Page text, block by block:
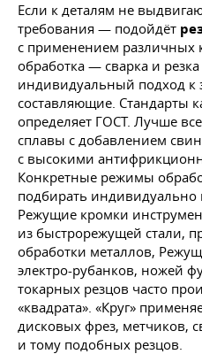
Если к деталям не
требования — подойдёт
с применением различных
обработка — сварка и
индивидуальный подход к
составляющие. Стандарты
определяет ГОСТ. Лучше
сплавы с добавлением
с высокими
Конкретные режимы
подбирать индивидуально
Режущие кромки
из быстрорежущей стали,
обработки металлов,
электро-рубанков, ножей
токарных резцов часто
«квадрата». «Круг»
дисковых фрез, метчиков,
и тому подобных резцов.